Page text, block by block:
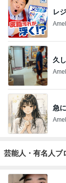
レ
久
急
芸能人・有名人ブ